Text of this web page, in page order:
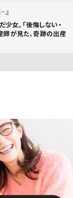
少女。「後悔しない・
師が見た、奇跡の出産